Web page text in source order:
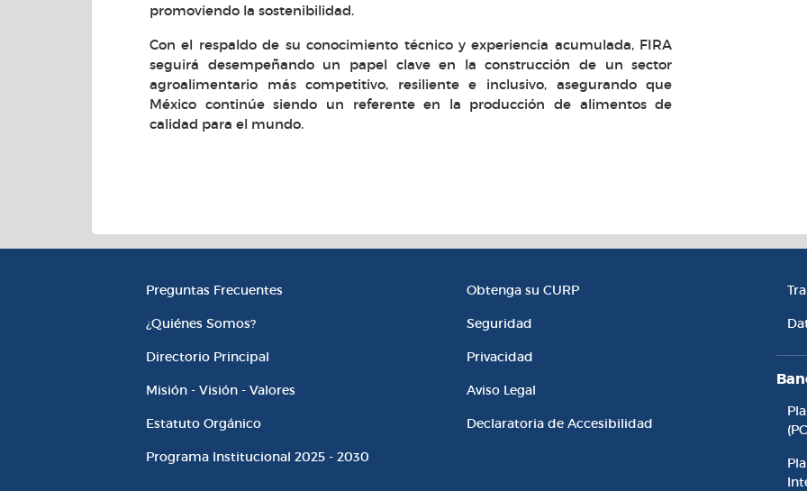
promoviendo la sostenibilidad.
Con el respaldo de su conocimiento técnico y experiencia acumulada, FIRA
seguirá desempeñando un papel clave en la construcción de un sector
agroalimentario más competitivo, resiliente e inclusivo, asegurando que
México continúe siendo un referente en la producción de alimentos de
calidad para el mundo.
Información Institucional
Preguntas Frecuentes
¿Quiénes Somos?
Directorio Principal
Misión - Visión - Valores
Estatuto Orgánico
Programa Institucional 2025 - 2030
Enlaces de Interés
Obtenga su CURP
Seguridad
Privacidad
Aviso Legal
Declaratoria de Accesibilidad